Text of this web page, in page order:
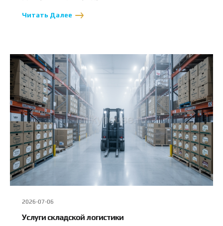
Читать Далее
2026-07-06
Услуги складской логистики